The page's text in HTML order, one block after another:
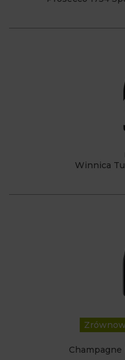
Winnica
Champagne